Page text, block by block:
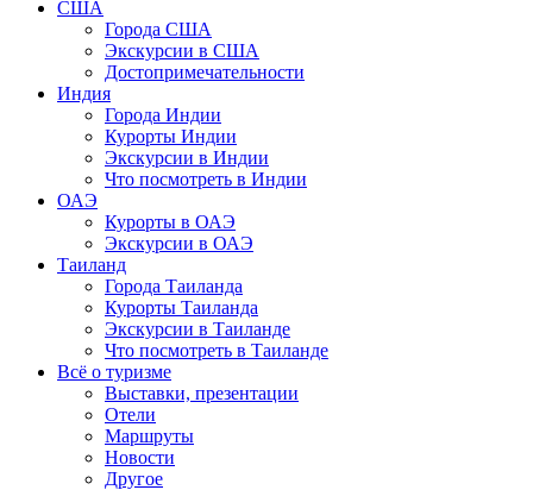
США
Города США
Экскурсии в США
Достопримечательности
Индия
Города Индии
Курорты Индии
Экскурсии в Индии
Что посмотреть в Индии
ОАЭ
Курорты в ОАЭ
Экскурсии в ОАЭ
Таиланд
Города Таиланда
Курорты Таиланда
Экскурсии в Таиланде
Что посмотреть в Таиланде
Всё о туризме
Выставки, презентации
Отели
Маршруты
Новости
Другое